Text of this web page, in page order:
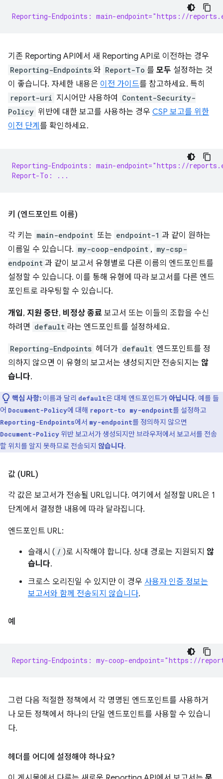
Reporting-Endpoints: main-endpoint="https://
기존 Reporting API에서 새 Reporting API로 이전하는 경우
Reporting-Endpoints 와 Report-To 를 모두 설정하는 것
이 좋습니다. 자세한 내용은 이전 가이드를 참고하세요. 특히
report-uri 지시어만 사용하여
Content-Security-
Policy 위반에 대한 보고를 사용하는 경우 CSP 보고를 위한
이전 단계 를 확인하세요.
Reporting-Endpoints: main-endpoint="https://
Report-To: ...
키 (엔드포인트 이름)
각 키는 main-endpoint 또는 endpoint-1 과 같이 원하는
이름일 수 있습니다. my-coop-endpoint , my-csp-
endpoint 과 같이 보고서 유형별로 다른 이름의 엔드포인트를
설정할 수 있습니다. 이를 통해 유형에 따라 보고서를 다른 엔드
포인트로 라우팅할 수 있습니다.
개입 , 지원 중단, 비정상 종료 보고서 또는 이들의 조합을 수신
하려면 default 라는 엔드포인트를 설정하세요.
Reporting-Endpoints 헤더가 default 엔드포인트를 정
의하지 않으면 이 유형의 보고서는 생성되지만 전송되지는 않
습니다.
핵심 사항: 이름과 달리 default은 대체 엔드포인트가 아닙니다. 예를 들
어 Document-Policy에 대해 report-to my-endpoint를 설정하고
Reporting-Endpoints에서 my-endpoint를 정의하지 않으면
Document-Policy 위반 보고서가 생성되지만 브라우저에서 보고서를 전송
할 위치를 알지 못하므로 전송되지 않습니다.
값 (URL)
각 값은 보고서가 전송될 URL입니다. 여기에서 설정할 URL은 1
단계에서 결정한 내용에 따라 달라집니다.
엔드포인트 URL:
슬래시 ( / )로 시작해야 합니다. 상대 경로는 지원되지 않
습니다.
크로스 오리진일 수 있지만 이 경우 사용자 인증 정보는
보고서와 함께 전송되지 않습니다.
예
Reporting-Endpoints: my-coop-endpoint="https://
그런 다음 적절한 정책에서 각 명명된 엔드포인트를 사용하거
나 모든 정책에서 하나의 단일 엔드포인트를 사용할 수 있습니
다.
헤더를 어디에 설정해야 하나요?